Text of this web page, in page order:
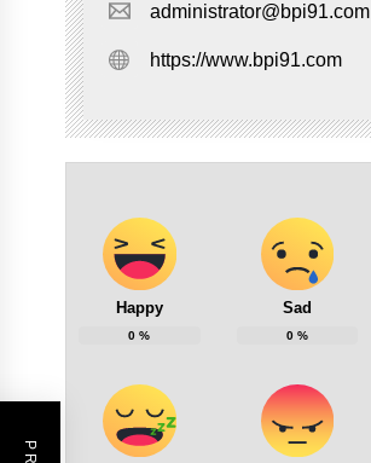
administrator@bpi91.com
https://www.bpi91.com
Happy
0 %
Sad
0%